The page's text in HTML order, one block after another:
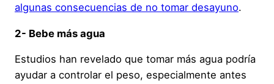
algunas consecuencias de no tomar desayuno.
2- Bebe más agua
Estudios han revelado que tomar más agua podría
ayudar a controlar el peso, especialmente antes